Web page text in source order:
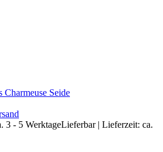
Charmeuse Seide
Lieferbar | Lieferzeit: ca.